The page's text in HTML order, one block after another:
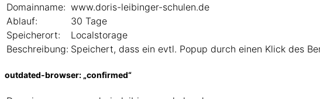
Domainname: www.doris-leibinger-schulen.de
Ablauf:
30 Tage
Speicherort:
Localstorage
Beschreibung: Speichert, dass ein evtl. Popup durch einen Klick des
outdated-browser: „confirmed“